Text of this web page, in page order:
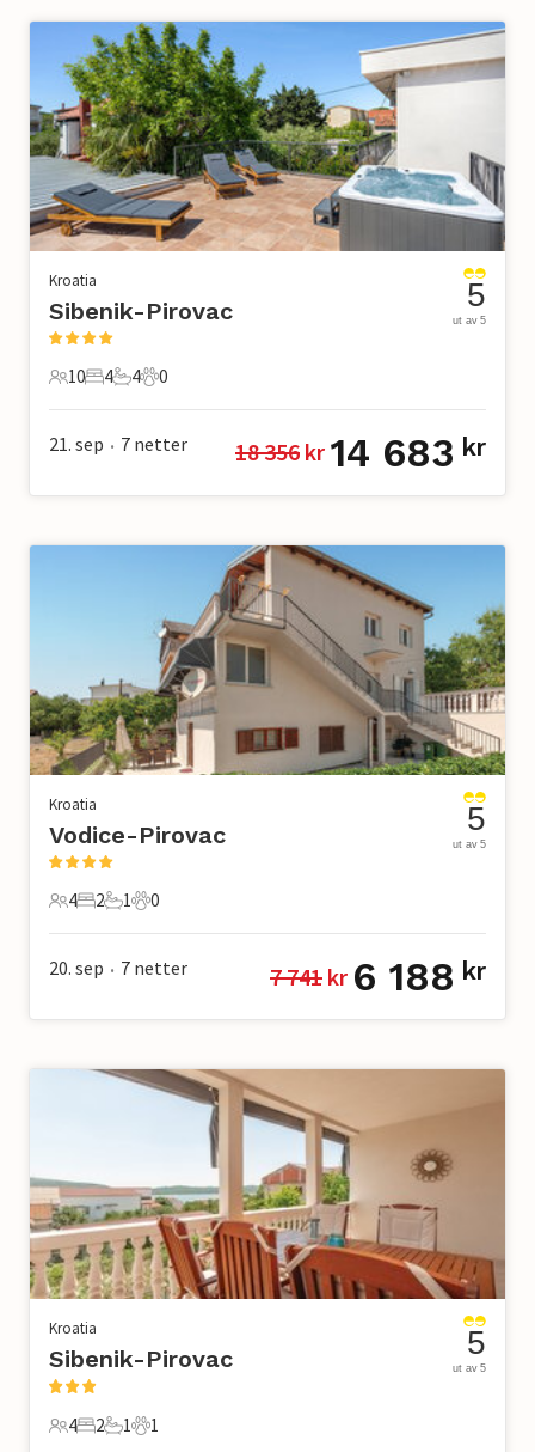
Kroatia
Sibenik-Pirovac
10 Gjester
10
4 Soverom
4
4 Bad
4
0 Kjæledyr
0
5
ut av 5
21. sep • 7 netter 18 356 kr 14 683 kr
Kroatia
Vodice-Pirovac
4 Gjester
4
2 Soverom
2
1 Bad
1
0 Kjæledyr
0
5
ut av 5
20. sep • 7 netter 7 741 kr 6 188 kr
Kroatia
Sibenik-Pirovac
4 Gjester
4
2 Soverom
2
1 Bad
1
1 Kjæledyr
1
5
ut av 5